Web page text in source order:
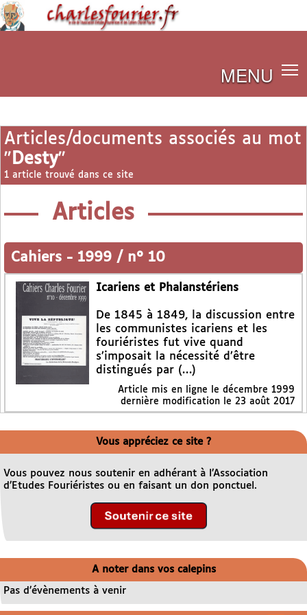
MENU
Articles/documents associés au mot
" Desty"
1 article trouvé dans ce site
Articles
Cahiers - 1999 / n° 10
Icariens et Phalanstériens
De 1845 à 1849, la discussion entre
les communistes icariens et les
fouriéristes fut vive quand
s’imposait la nécessité d’être
distingués par (…)
Article mis en ligne le décembre 1999
dernière modification le 23 août 2017
Vous appréciez ce site ?
Vous pouvez nous soutenir en adhérant à l’Association
d’Etudes Fouriéristes ou en faisant un don ponctuel.
A noter dans vos calepins
Pas d’évènements à venir